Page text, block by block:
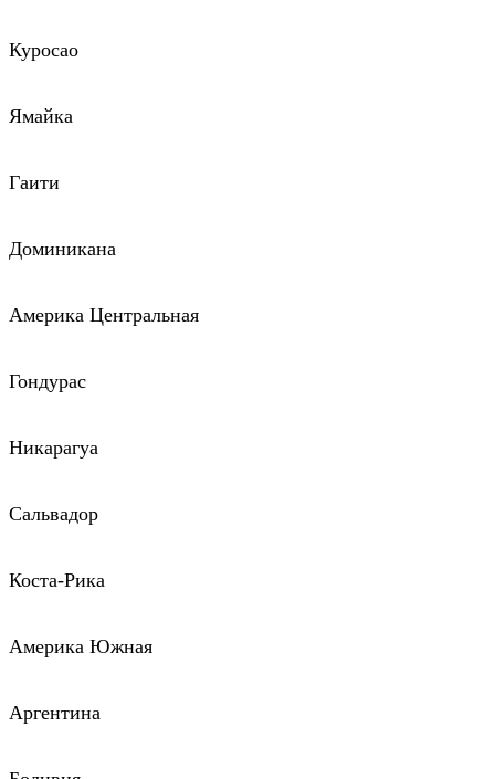
Куросао
Ямайка
Гаити
Доминикана
Америка Центральная
Гондурас
Никарагуа
Сальвадор
Коста-Рика
Америка Южная
Аргентина